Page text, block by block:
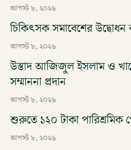
আগস্ট ৮, ২০২৬
চিকিৎসক সমাবেশের উদ্বোধন
আগস্ট ৮, ২০২৬
উস্তাদ আজিজুল ইসলাম ও
সম্মাননা প্রদান
আগস্ট ৮, ২০২৬
শুরুতে ১২০ টাকা পারিশ্রমিক
আগস্ট ৮, ২০২৬